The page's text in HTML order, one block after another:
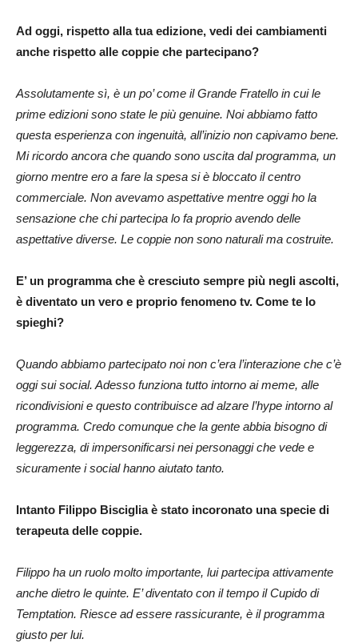
Ad oggi, rispetto alla tua edizione, vedi dei cambiamenti
anche rispetto alle coppie che partecipano?
Assolutamente sì, è un po’ come il Grande Fratello in cui le
prime edizioni sono state le più genuine. Noi abbiamo fatto
questa esperienza con ingenuità, all’inizio non capivamo bene.
Mi ricordo ancora che quando sono uscita dal programma, un
giorno mentre ero a fare la spesa si è bloccato il centro
commerciale. Non avevamo aspettative mentre oggi ho la
sensazione che chi partecipa lo fa proprio avendo delle
aspettative diverse. Le coppie non sono naturali ma costruite.
E’ un programma che è cresciuto sempre più negli ascolti,
è diventato un vero e proprio fenomeno tv. Come te lo
spieghi?
Quando abbiamo partecipato noi non c’era l’interazione che c’è
oggi sui social. Adesso funziona tutto intorno ai meme, alle
ricondivisioni e questo contribuisce ad alzare l’hype intorno al
programma. Credo comunque che la gente abbia bisogno di
leggerezza, di impersonificarsi nei personaggi che vede e
sicuramente i social hanno aiutato tanto.
Intanto Filippo Bisciglia è stato incoronato una specie di
terapeuta delle coppie.
Filippo ha un ruolo molto importante, lui partecipa attivamente
anche dietro le quinte. E’ diventato con il tempo il Cupido di
Temptation. Riesce ad essere rassicurante, è il programma
giusto per lui.